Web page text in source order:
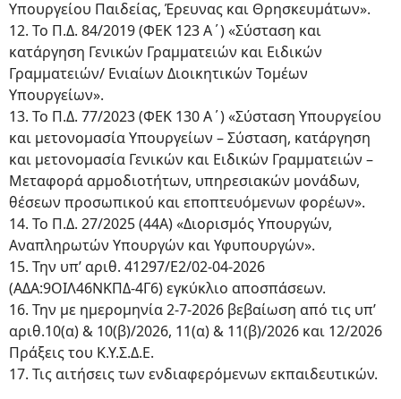
Υπουργείου Παιδείας, Έρευνας και Θρησκευμάτων».
12. Το Π.Δ. 84/2019 (ΦΕΚ 123 Α΄) «Σύσταση και
κατάργηση Γενικών Γραμματειών και Ειδικών
Γραμματειών/ Ενιαίων Διοικητικών Τομέων
Υπουργείων».
13. To Π.Δ. 77/2023 (ΦΕΚ 130 Α΄) «Σύσταση Υπουργείου
και μετονομασία Υπουργείων – Σύσταση, κατάργηση
και μετονομασία Γενικών και Ειδικών Γραμματειών –
Μεταφορά αρμοδιοτήτων, υπηρεσιακών μονάδων,
θέσεων προσωπικού και εποπτευόμενων φορέων».
14. To Π.Δ. 27/2025 (44Α) «Διορισμός Υπουργών,
Αναπληρωτών Υπουργών και Υφυπουργών».
15. Την υπ’ αριθ. 41297/E2/02-04-2026
(ΑΔΑ:9ΟΙΛ46ΝΚΠΔ-4Γ6) εγκύκλιο αποσπάσεων.
16. Την με ημερομηνία 2-7-2026 βεβαίωση από τις υπ’
αριθ.10(α) & 10(β)/2026, 11(α) & 11(β)/2026 και 12/2026
Πράξεις του Κ.Υ.Σ.Δ.Ε.
17. Τις αιτήσεις των ενδιαφερόμενων εκπαιδευτικών.